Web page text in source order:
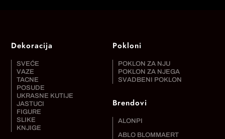
Dekoracija
SVEĆE
VAZE
TACNE
POSUDE
UKRASNE KUTIJE
JASTUCI
FIGURE
SLIKE
KNJIGE
Pokloni
POKLON ZA NJU
POKLON ZA NJEGA
SVADBENI POKLON
Brendovi
ALONPI
ABLO BLOMMAERT